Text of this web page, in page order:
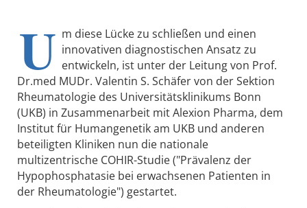
U m diese Lücke zu schließen und einen
innovativen diagnostischen Ansatz zu
entwickeln, ist unter der Leitung von Prof.
Dr.med MUDr. Valentin S. Schäfer von der Sektion
Rheumatologie des Universitätsklinikums Bonn
(UKB) in Zusammenarbeit mit Alexion Pharma, dem
Institut für Humangenetik am UKB und anderen
beteiligten Kliniken nun die nationale
multizentrische COHIR-Studie ("Prävalenz der
Hypophosphatasie bei erwachsenen Patienten in
der Rheumatologie") gestartet.